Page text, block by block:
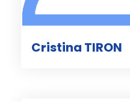
Cristina TIRON